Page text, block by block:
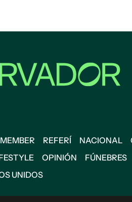
REFERÍ NACIONAL
OPINIÓN FÚNEBRES
UNIDOS